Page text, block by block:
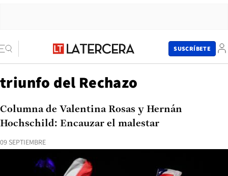
SUSCRÍBETE
triunfo del Rechazo
09 SEPTIEMBRE
Columna de Valentina Rosas y Hernán
Hochschild: Encauzar el malestar